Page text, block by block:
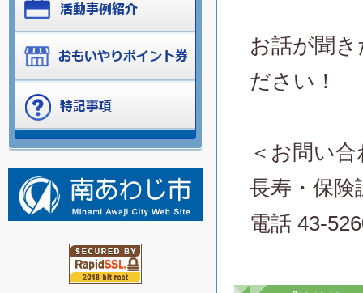
お話が聞
ださい！
＜お問い
長寿・保
電話 43-